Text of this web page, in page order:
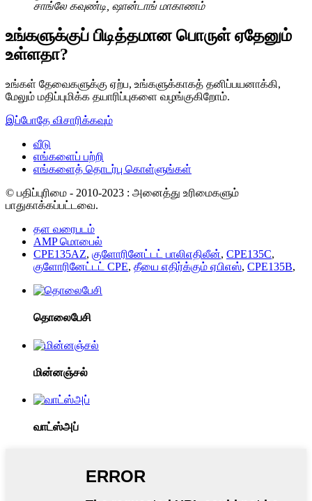
சாங்லே கவுண்டி, ஷான்டாங் மாகாணம்
உங்களுக்குப் பிடித்தமான பொருள் ஏதேனும்
உள்ளதா?
உங்கள் தேவைகளுக்கு ஏற்ப, உங்களுக்காகத் தனிப்பயனாக்கி,
மேலும் மதிப்புமிக்க தயாரிப்புகளை வழங்குகிறோம்.
இப்போதே விசாரிக்கவும்
வீடு
எங்களைப் பற்றி
எங்களைத் தொடர்பு கொள்ளுங்கள்
© பதிப்புரிமை - 2010-2023 : அனைத்து உரிமைகளும்
பாதுகாக்கப்பட்டவை.
தள வரைபடம்
AMP மொபைல்
CPE135AZ, குளோரினேட்டட் பாலிஎதிலீன், CPE135C,
குளோரினேட்டட் CPE, தீயை எதிர்க்கும் ஏபிஎஸ், CPE135B,
தொலைபேசி
மின்னஞ்சல்
வாட்ஸ்அப்